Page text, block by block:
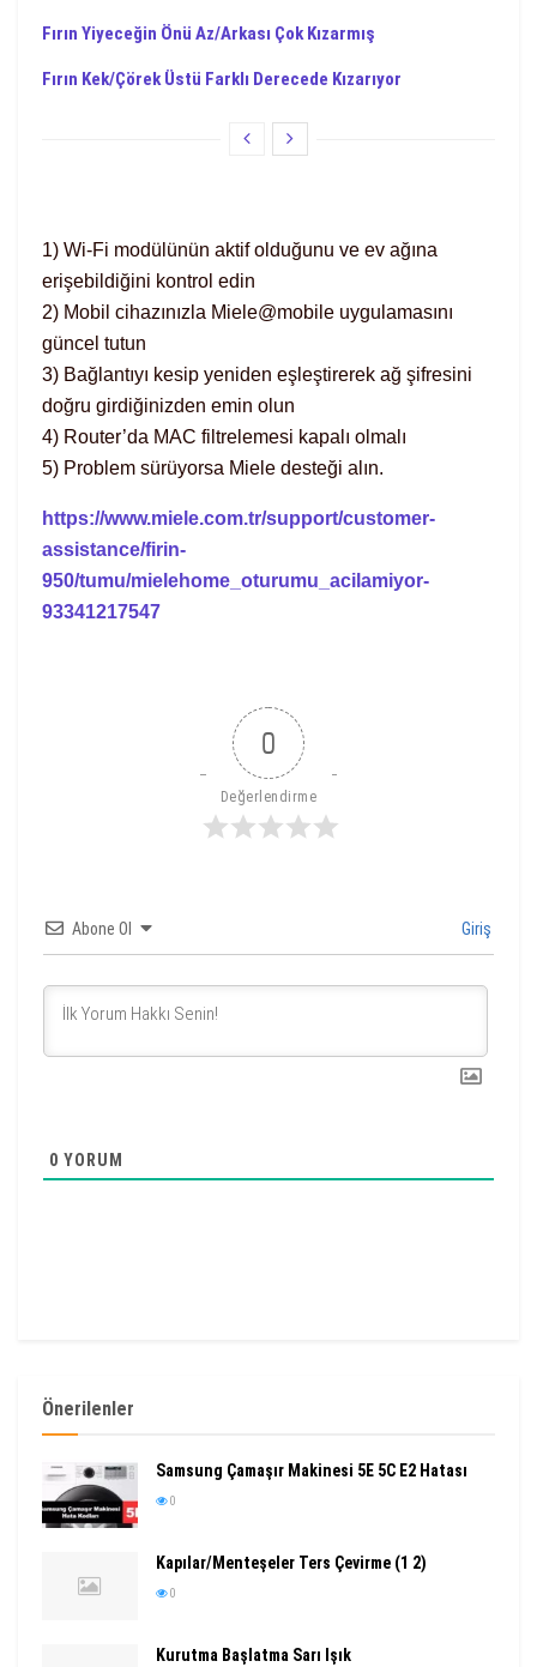
Fırın Yiyeceğin Önü Az/Arkası Çok Kızarmış
Fırın Kek/Çörek Üstü Farklı Derecede Kızarıyor
1) Wi-Fi modülünün aktif olduğunu ve ev ağına
erişebildiğini kontrol edin
2) Mobil cihazınızla Miele@mobile uygulamasını
güncel tutun
3) Bağlantıyı kesip yeniden eşleştirerek ağ şifresini
doğru girdiğinizden emin olun
4) Router’da MAC filtrelemesi kapalı olmalı
5) Problem sürüyorsa Miele desteği alın.
https://www.miele.com.tr/support/customer-
assistance/firin-
950/tumu/mielehome_oturumu_acilamiyor-
93341217547
0
Değerlendirme
Abone Ol Giriş
0 YORUM
Önerilenler
Samsung Çamaşır Makinesi 5E 5C E2 Hatası
0
Kapılar/Menteşeler Ters Çevirme (1 2)
0
Kurutma Başlatma Sarı Işık